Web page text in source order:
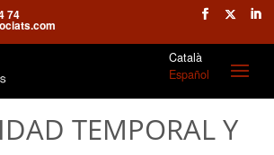
74
Català
Español
TEMPORAL Y